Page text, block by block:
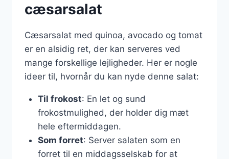
cæsarsalat
Cæsarsalat med quinoa, avocado og tomat
er en alsidig ret, der kan serveres ved
mange forskellige lejligheder. Her er nogle
ideer til, hvornår du kan nyde denne salat:
Til frokost: En let og sund
frokostmulighed, der holder dig mæt
hele eftermiddagen.
Som forret: Server salaten som en
forret til en middagsselskab for at